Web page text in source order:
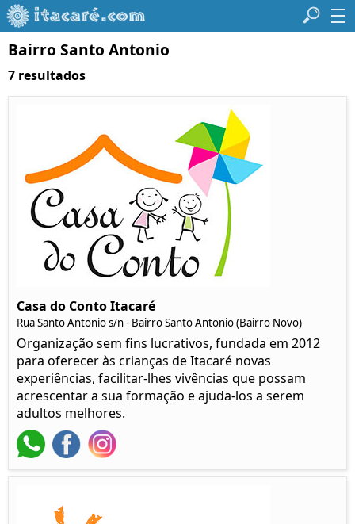
Bairro Santo Antonio
7 resultados
Casa do Conto Itacaré
Rua Santo Antonio s/n - Bairro Santo Antonio (Bairro Novo)
Organização sem fins lucrativos, fundada em 2012
para oferecer às crianças de Itacaré novas
experiências, facilitar-lhes vivências que possam
acrescentar a sua formação e ajuda-los a serem
adultos melhores.